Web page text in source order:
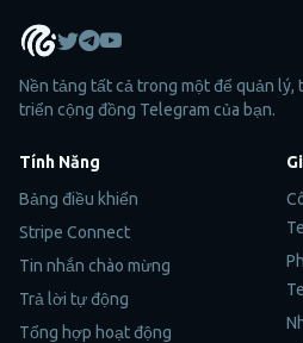
Nền tảng tất cả trong một để quản lý,
triển cộng đồng Telegram của bạn.
Tính Năng
Bảng điều khiển
Stripe Connect
Tin nhắn chào mừng
Trả lời tự động
Tổng hợp hoạt động